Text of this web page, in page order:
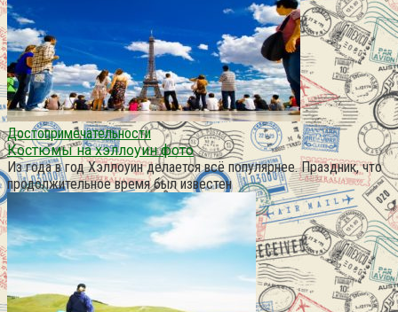
Достопримечательности
Костюмы на хэллоуин фото
Из года в год Хэллоуин делается всё популярнее. Праздник, что
продолжительное время был известен